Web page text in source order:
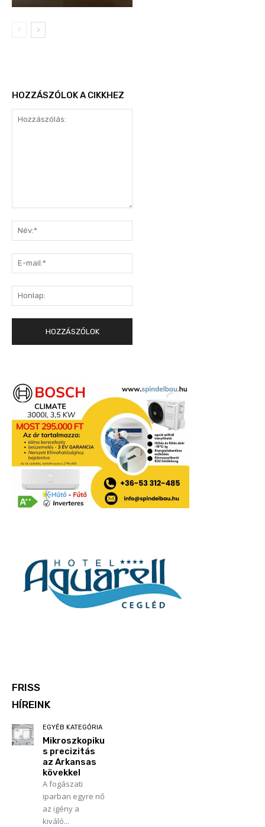
HOZZÁSZÓLOK A CIKKHEZ
mail:*
FRISS
HÍREINK
EGYÉB KATEGÓRIA
Mikroszkopiku
s precizitás
az Arkansas
kövekkel
A fogászati
iparban egyre nő
az igény a
kiváló...